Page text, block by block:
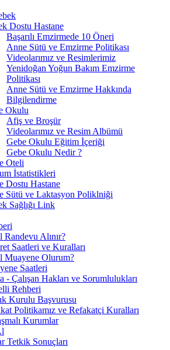
Dostu Hastane
Başarılı Emzirmede 10 Öneri
Anne Sütü ve Emzirme Politikası
Videolarımız ve Resimlerimiz
Yenidoğan Yoğun Bakım Emzirme
Politikası
Anne Sütü ve Emzirme Hakkında
Bilgilendirme
Okulu
Afiş ve Broşür
Videolarımız ve Resim Albümü
Gebe Okulu Eğitim İçeriği
Gebe Okulu Nedir ?
Oteli
İstatistikleri
Dostu Hastane
Sütü ve Laktasyon Poliklniği
Sağlığı Link
Randevu Alınır?
Saatleri ve Kuralları
Muayene Olurum?
Saatleri
- Çalışan Hakları ve Sorumlulukları
Rehberi
Kurulu Başvurusu
Politikamız ve Refakatçi Kuralları
Kurumlar
Tetkik Sonuçları